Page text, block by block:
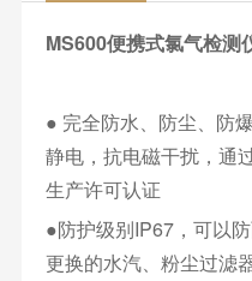
MS600便携式氯气检测
● 完全防水、防尘、防
静电，抗电磁干扰，通
生产许可认证
●防护级别IP67，可以
更换的水汽、粉尘过滤